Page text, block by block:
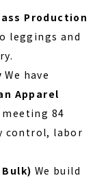
Production
leggings and
We have
Apparel
meeting 84
control, labor
We build